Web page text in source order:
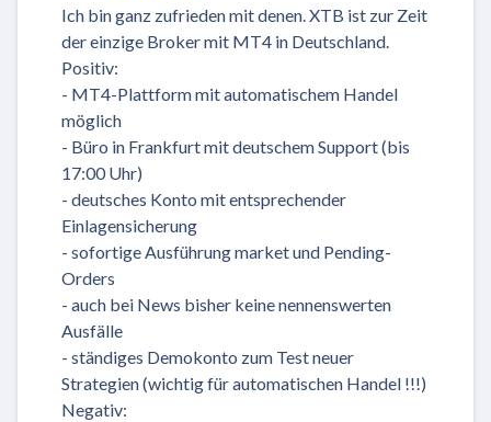
Ich bin ganz zufrieden mit denen. XTB ist zur Zeit
der einzige Broker mit MT4 in Deutschland.
Positiv:
- MT4-Plattform mit automatischem Handel
möglich
- Büro in Frankfurt mit deutschem Support (bis
17:00 Uhr)
- deutsches Konto mit entsprechender
Einlagensicherung
- sofortige Ausführung market und Pending-
Orders
- auch bei News bisher keine nennenswerten
Ausfälle
- ständiges Demokonto zum Test neuer
Strategien (wichtig für automatischen Handel !!!)
Negativ: